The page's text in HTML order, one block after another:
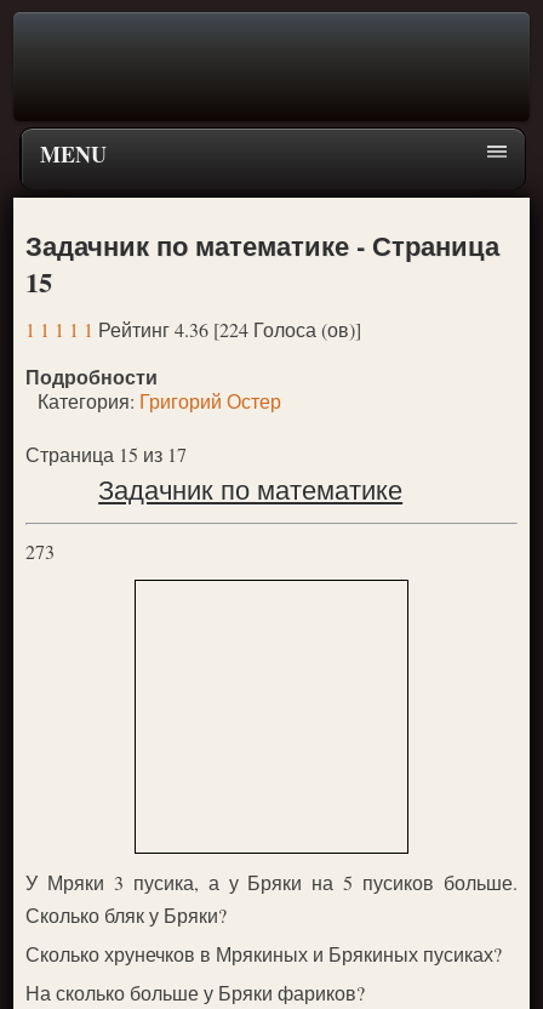
MENU
Главная страница
Поиск
ПЕРЕЙТИ К ГЛАВНОМУ МЕНЮ СКАЗОК
Новое
Популярное
Задачник по математике - Страница
15
1 1 1 1 1 Рейтинг 4.36 [224 Голоса (ов)]
Подробности
Категория: Григорий Остер
Страница 15 из 17
Задачник по математике
273
У Мряки 3 пусика, а у Бряки на 5 пусиков больше.
Сколько бляк у Бряки?
Сколько хрунечков в Мрякиных и Брякиных пусиках?
На сколько больше у Бряки фариков?